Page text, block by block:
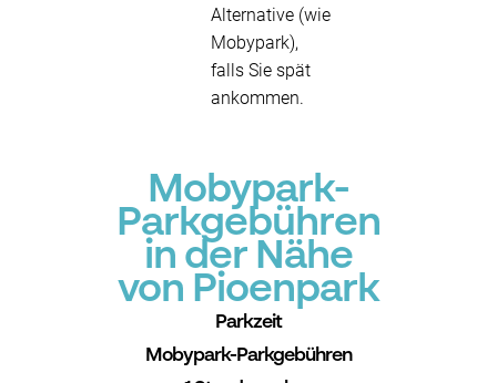
Alternative (wie
Mobypark),
falls Sie spät
ankommen.
Mobypark-
Parkgebühren
in der Nähe
von Pioenpark
Parkzeit
Mobypark-Parkgebühren